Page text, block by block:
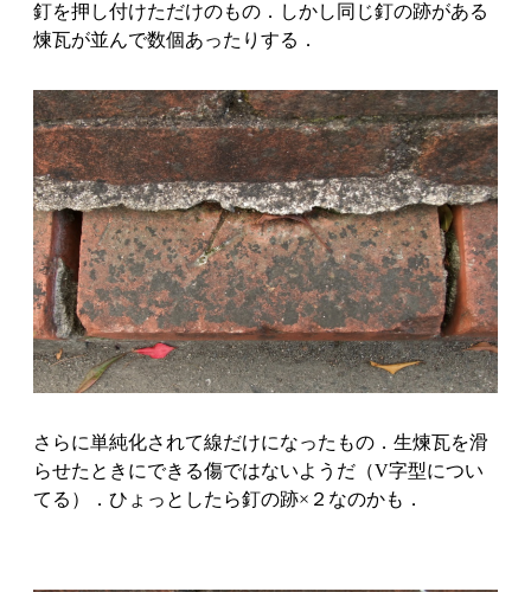
釘を押し付けただけのもの．しかし同じ釘の跡がある
煉瓦が並んで数個あったりする．
さらに単純化されて線だけになったもの．生煉瓦を滑
らせたときにできる傷ではないようだ（V字型につい
てる）．ひょっとしたら釘の跡×２なのかも．